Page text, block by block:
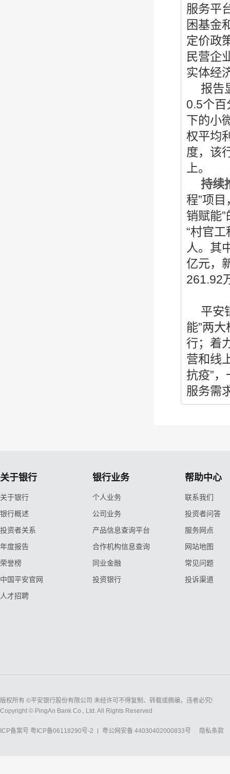
服务平
困基金
定价政
民营企
实体经
报告
0.5个
下的小
权平均
度，该
上。
持续
程”项
销赋能
“村官
人。其
亿元，
261.92
平安
能”两
行；着
营和线
抗疫”
服务需
关于银行
关于银行
银行概述
投资者关系
年度报告
荣誉榜
中国平安官网
人才招聘
银行业务
个人业务
公司业务
产品信息查询平台
合作机构信息查询
同业金融
投资银行
帮助中心
联系我们
投资者问答
服务网点
网站地图
常见问题
投诉渠道
版权所有 ©平安银行股份有限公司 未经许可不得复制、转载或摘编，违者必究!
Copyright © PingAn Bank Co., Ltd. All Rights Reserved
ICP备案号 粤ICP备06118290号-2 粤公网安备 44030402000833号 隐私条款